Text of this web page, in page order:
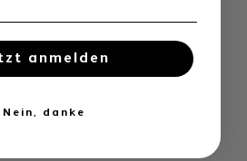
zu diesem Toupet
anmelden
Nein, danke